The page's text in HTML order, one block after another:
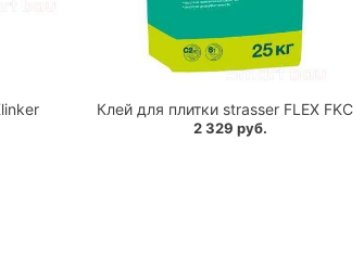
Клей для плитки strasser FLEX FKC
2 329 руб.